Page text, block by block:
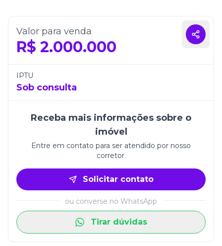
trazendo praticidade e segurança ao cotidiano.
Localizado em um empreendimento moderno e
diferenciado, o Space Soul se destaca pela
vivência completa em uma das regiões mais
valorizadas de Itajaí.
Valor para venda
R$ 2.000.000
IPTU
Sob consulta
Receba mais informações sobre o
imóvel
Entre em contato para ser atendido por nosso
corretor.
Solicitar contato
ou converse no WhatsApp
Tirar dúvidas